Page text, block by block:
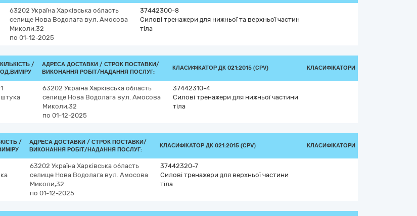
63202 Україна Харківська область
селище Нова Водолага вул. Амосова
Миколи,32
по 01-12-2025
37442300-8
Силові тренажери для нижньої та верхньої частин
тіла
КІЛЬКІСТЬ /
ОД.ВИМІРУ
АДРЕСА ДОСТАВКИ / СТРОК ПОСТАВКИ/
ВИКОНАННЯ РОБІТ/НАДАННЯ ПОСЛУГ:
КЛАСИФІКАТОР ДК 021:2015 (CPV) КЛАСИФІКАТОРИ
1
штука
63202 Україна Харківська область
селище Нова Водолага вул. Амосова
Миколи,32
по 01-12-2025
37442310-4
Силові тренажери для нижньої частини
тіла
/
АДРЕСА ДОСТАВКИ / СТРОК ПОСТАВКИ/
ВИКОНАННЯ РОБІТ/НАДАННЯ ПОСЛУГ:
КЛАСИФІКАТОР ДК 021:2015 (CPV) КЛАСИФІКАТОРИ
63202 Україна Харківська область
селище Нова Водолага вул. Амосова
Миколи,32
по 01-12-2025
37442320-7
Силові тренажери для верхньої частини
тіла